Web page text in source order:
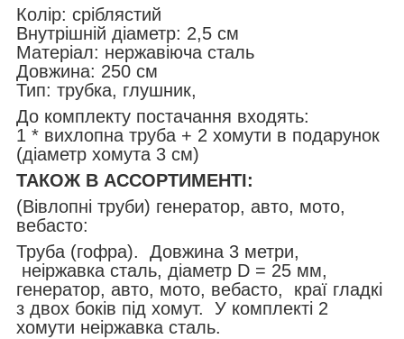
Колір: сріблястий
Внутрішній діаметр: 2,5 см
Матеріал: нержавіюча сталь
Довжина: 250 см
Тип: трубка, глушник,
До комплекту постачання входять:
1 * вихлопна труба + 2 хомути в подарунок
(діаметр хомута 3 см)
ТАКОЖ В АССОРТИМЕНТІ:
(Вівлопні труби) генератор, авто, мото,
вебасто:
Труба (гофра). Довжина 3 метри,
неіржавка сталь, діаметр D = 25 мм,
генератор, авто, мото, вебасто, краї гладкі
з двох боків під хомут. У комплекті 2
хомути неіржавка сталь.